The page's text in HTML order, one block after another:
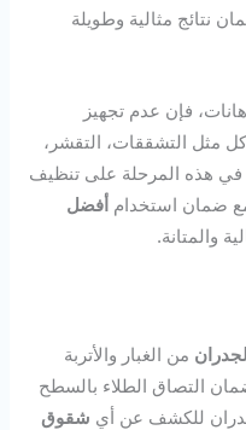
نتائج مثالية وطويلة
فإن عدم تجهيز
مثل التشققات، التقشر،
في هذه المرحلة على تنظيف
مع ضمان استخدام أفضل
والمتانة.
من الغبار والأتربة
التصاق الطلاء بالسطح
للكشف عن أي شقوق